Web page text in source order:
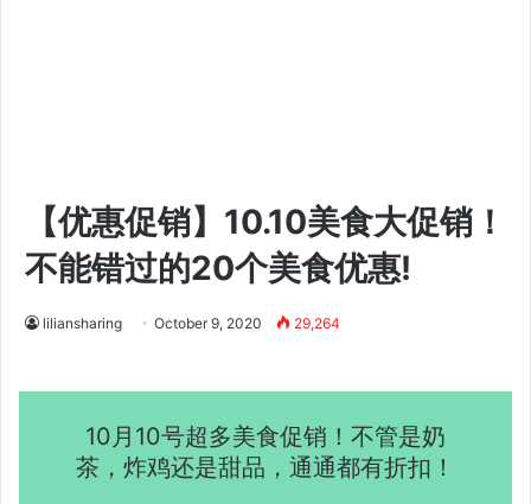
【优惠促销】10.10美食大促销！
不能错过的20个美食优惠!
liliansharing October 9, 2020 29,264
10月10号超多美食促销！不管是奶
茶，炸鸡还是甜品，通通都有折扣！